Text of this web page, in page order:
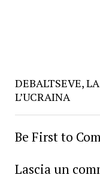
DEBALTSEVE,
L’UCRAINA
Be First to
Lascia un